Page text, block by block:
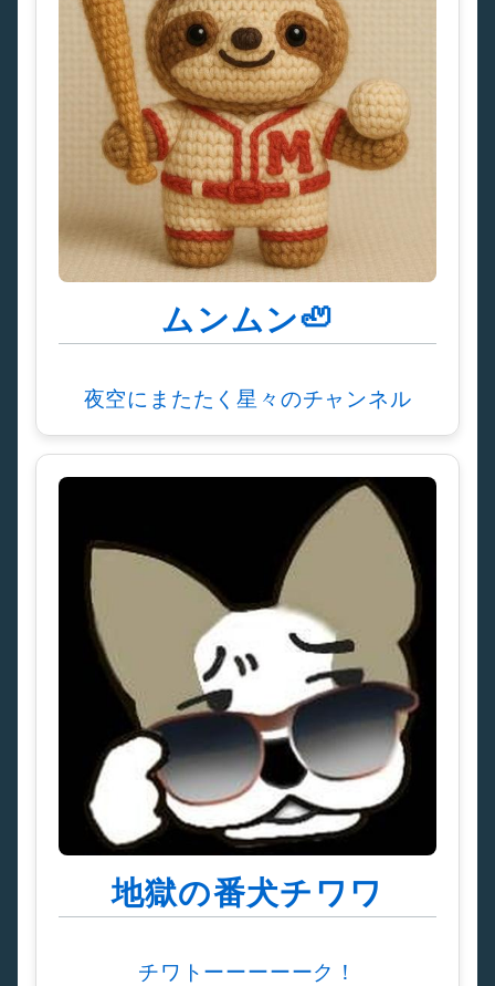
ムンムン🦥
夜空にまたたく星々のチャンネル
地獄の番犬チワワ
チワトーーーーーク！